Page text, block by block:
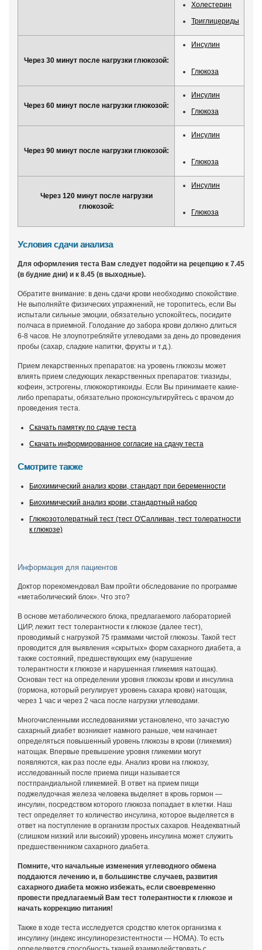
Холестерин
Триглицериды
Через 30 минут после нагрузки глюкозой:
Инсулин
Глюкоза
Через 60 минут после нагрузки глюкозой:
Инсулин
Глюкоза
Через 90 минут после нагрузки глюкозой:
Инсулин
Глюкоза
Через 120 минут после нагрузки
глюкозой:
Инсулин
Глюкоза
Условия сдачи анализа
Для оформления теста Вам следует подойти на рецепцию к 7.45
(в будние дни) и к 8.45 (в выходные).
Обратите внимание: в день сдачи крови необходимо спокойствие.
Не выполняйте физических упражнений, не торопитесь, если Вы
испытали сильные эмоции, обязательно успокойтесь, посидите
полчаса в приемной. Голодание до забора крови должно длиться
6-8 часов. Не злоупотребляйте углеводами за день до проведения
пробы (сахар, сладкие напитки, фрукты и т.д.).
Прием лекарственных препаратов: на уровень глюкозы может
влиять прием следующих лекарственных препаратов: тиазиды,
кофеин, эстрогены, глюкокортикоиды. Если Вы принимаете какие-
либо препараты, обязательно проконсультируйтесь с врачом до
проведения теста.
Скачать памятку по сдаче теста
Скачать информированное согласие на сдачу теста
Смотрите также
Биохимический анализ крови, стандарт при беременности
Биохимический анализ крови, стандартный набор
Глюкозотолератный тест (тест О'Салливан, тест толератности
к глюкозе)
Информация для пациентов
Доктор порекомендовал Вам пройти обследование по программе
«метаболический блок». Что это?
В основе метаболического блока, предлагаемого лабораторией
ЦИР, лежит тест толерантности к глюкозе (далее тест),
проводимый с нагрузкой 75 граммами чистой глюкозы. Такой тест
проводится для выявления «скрытых» форм сахарного диабета, а
также состояний, предшествующих ему (нарушение
толерантности к глюкозе и нарушенная гликемия натощак).
Основан тест на определении уровня глюкозы крови и инсулина
(гормона, который регулирует уровень сахара крови) натощак,
через 1 час и через 2 часа после нагрузки углеводами.
Многочисленными исследованиями установлено, что зачастую
сахарный диабет возникает намного раньше, чем начинает
определяться повышенный уровень глюкозы в крови (гликемия)
натощак. Впервые превышение уровня гликемии могут
появляются, как раз после еды. Анализ крови на глюкозу,
исследованный после приема пищи называется
постпрандиальной гликемией. В ответ на прием пищи
поджелудочная железа человека выделяет в кровь гормон —
инсулин, посредством которого глюкоза попадает в клетки. Наш
тест определяет то количество инсулина, которое выделяется в
ответ на поступление в организм простых сахаров. Неадекватный
(слишком низкий или высокий) уровень инсулина может служить
предшественником сахарного диабета.
Помните, что начальные изменения углеводного обмена
поддаются лечению и, в большинстве случаев, развития
сахарного диабета можно избежать, если своевременно
провести предлагаемый Вам тест толерантности к глюкозе и
начать коррекцию питания!
Также в ходе теста исследуется сродство клеток организма к
инсулину (индекс инсулинорезистентности — НОМА). То есть